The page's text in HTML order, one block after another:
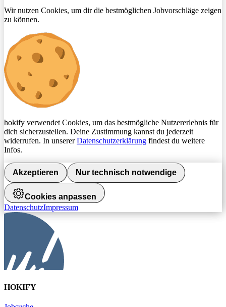
Wir nutzen Cookies, um dir die bestmöglichen Jobvorschläge zeigen
zu können.
hokify verwendet Cookies, um das bestmögliche Nutzererlebnis für
dich sicherzustellen. Deine Zustimmung kannst du jederzeit
widerrufen. In unsererDatenschutzerklärung findest du weitere
Infos.
Akzeptieren Nur technisch notwendige
Cookies anpassen
DatenschutzImpressum
HOKIFY